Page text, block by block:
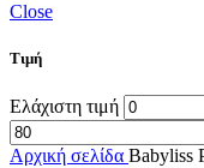
Close
Τιμή
Ελάχιστη τιμή
Αρχική σελίδα Babyliss